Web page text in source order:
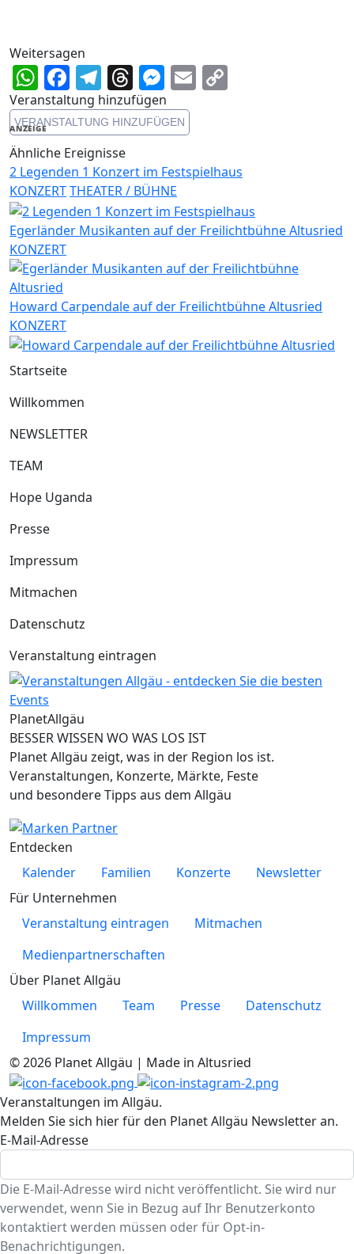
Weitersagen
WhatsApp
Facebook
Telegram
Threads
Messenger
Email
Veranstaltung hinzufügen
VERANSTALTUNG HINZUFÜGEN
ANZEIGE
Ähnliche Ereignisse
2 Legenden 1 Konzert im Festspielhaus
KONZERTTHEATER / BÜHNE
Egerländer Musikanten auf der Freilichtbühne Altusried
KONZERT
Howard Carpendale auf der Freilichtbühne Altusried
KONZERT
Startseite
Willkommen
NEWSLETTER
TEAM
Hope Uganda
Presse
Impressum
Mitmachen
Datenschutz
Veranstaltung eintragen
PlanetAllgäu
BESSER WISSEN WO WAS LOS IST
Planet Allgäu zeigt, was in der Region los ist.
Veranstaltungen, Konzerte, Märkte, Feste
und besondere Tipps aus dem Allgäu
Entdecken
Kalender
Familien Konzerte
Newsletter
Für Unternehmen
Veranstaltung eintragen
Mitmachen
Medienpartnerschaften
Über Planet Allgäu
Willkommen
Team Presse
Datenschutz
Impressum
© 2026 Planet Allgäu | Made in Altusried
Veranstaltungen im Allgäu.
Melden Sie sich hier für den Planet Allgäu Newsletter an.
E-Mail-Adresse
Die E-Mail-Adresse wird nicht veröffentlicht. Sie wird nur
verwendet, wenn Sie in Bezug auf Ihr Benutzerkonto
kontaktiert werden müssen oder für Opt-in-
Benachrichtigungen.